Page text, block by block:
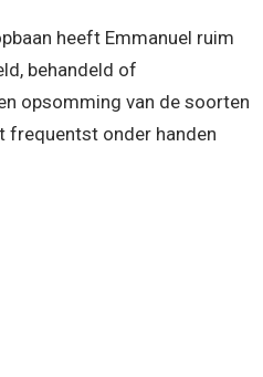
heeft Emmanuel ruim
behandeld of
opsomming van de soorten
frequentst onder handen